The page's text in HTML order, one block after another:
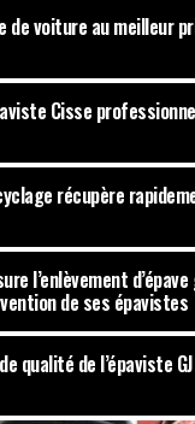
de voiture au meilleur
Cisse
récupère
l’enlèvement
de ses épavistes
qualité de l’épaviste GJ